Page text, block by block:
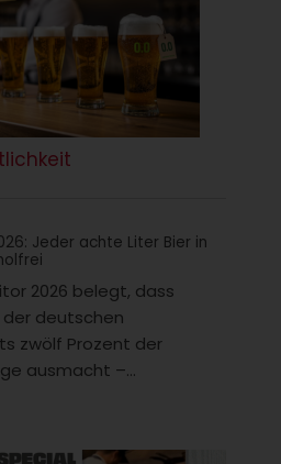
Jeder achte Liter Bier in
2026 belegt, dass
der deutschen
zwölf Prozent der
ausmacht –...